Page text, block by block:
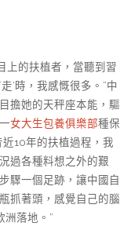
上的扶植者，當聽到習
’時，我感慨很多。”中
擔她的天秤座本能，驅
女大生包養俱樂部種保
10年的扶植過程，我
過各種料想之外的艱
驟一個足跡，讓中國自
抓著頭，感覺自己的腦
洲落地。”